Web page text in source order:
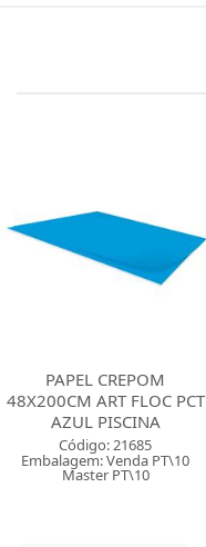
PAPEL CREPOM
48X200CM ART FLOC PCT
VERMELHO
Código: 21682
Embalagem: Venda PT\10
Master PT\10